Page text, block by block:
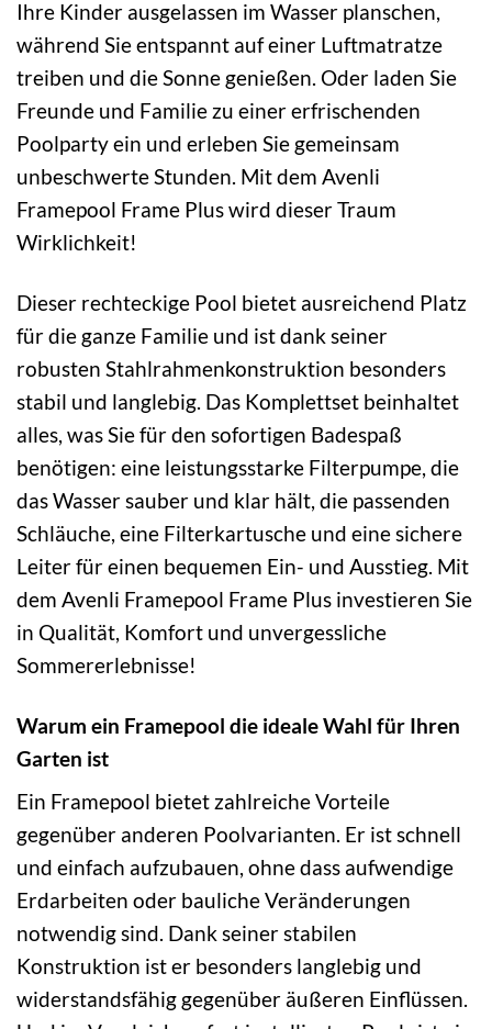
Ihre Kinder ausgelassen im Wasser planschen,
während Sie entspannt auf einer Luftmatratze
treiben und die Sonne genießen. Oder laden Sie
Freunde und Familie zu einer erfrischenden
Poolparty ein und erleben Sie gemeinsam
unbeschwerte Stunden. Mit dem Avenli
Framepool Frame Plus wird dieser Traum
Wirklichkeit!
Dieser rechteckige Pool bietet ausreichend Platz
für die ganze Familie und ist dank seiner
robusten Stahlrahmenkonstruktion besonders
stabil und langlebig. Das Komplettset beinhaltet
alles, was Sie für den sofortigen Badespaß
benötigen: eine leistungsstarke Filterpumpe, die
das Wasser sauber und klar hält, die passenden
Schläuche, eine Filterkartusche und eine sichere
Leiter für einen bequemen Ein- und Ausstieg. Mit
dem Avenli Framepool Frame Plus investieren Sie
in Qualität, Komfort und unvergessliche
Sommererlebnisse!
Warum ein Framepool die ideale Wahl für Ihren
Garten ist
Ein Framepool bietet zahlreiche Vorteile
gegenüber anderen Poolvarianten. Er ist schnell
und einfach aufzubauen, ohne dass aufwendige
Erdarbeiten oder bauliche Veränderungen
notwendig sind. Dank seiner stabilen
Konstruktion ist er besonders langlebig und
widerstandsfähig gegenüber äußeren Einflüssen.